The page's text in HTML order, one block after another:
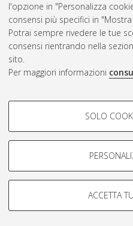
l'opzione in "Personalizza
consensi più specifici in
Potrai sempre rivedere le tue
consensi rientrando nella
sito.
Per maggiori informazioni
COOKIE DI
Si tratta di cookie utilizzati per
navigazione degli utenti, creare
Mostra cookie di profilazione
COOKIE TECNICI -
SOLO
ACCETTA
Rss 1.0
Rss 2.0
AMS Laurea
Impostazioni Cookie
Informativa sulla privacy
Condizioni d’uso del sito